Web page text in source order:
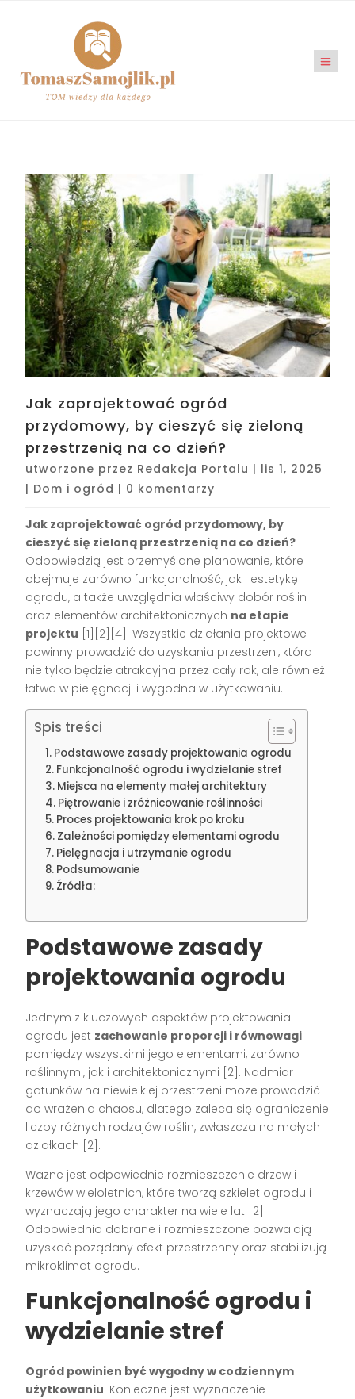
Jak zaprojektować ogród
przydomowy, by cieszyć się zieloną
przestrzenią na co dzień?
utworzone przez Redakcja Portalu | lis 1, 2025
| Dom i ogród | 0 komentarzy
Jak zaprojektować ogród przydomowy, by
cieszyć się zieloną przestrzenią na co dzień?
Odpowiedzią jest przemyślane planowanie, które
obejmuje zarówno funkcjonalność, jak i estetykę
ogrodu, a także uwzględnia właściwy dobór roślin
oraz elementów architektonicznych na etapie
projektu [1][2][4]. Wszystkie działania projektowe
powinny prowadzić do uzyskania przestrzeni, która
nie tylko będzie atrakcyjna przez cały rok, ale również
łatwa w pielęgnacji i wygodna w użytkowaniu.
Spis treści
Podstawowe zasady projektowania ogrodu
Funkcjonalność ogrodu i wydzielanie stref
Miejsca na elementy małej architektury
Piętrowanie i zróżnicowanie roślinności
Proces projektowania krok po kroku
Zależności pomiędzy elementami ogrodu
Pielęgnacja i utrzymanie ogrodu
Podsumowanie
Źródła:
Podstawowe zasady
projektowania ogrodu
Jednym z kluczowych aspektów projektowania
ogrodu jest zachowanie proporcji i równowagi
pomiędzy wszystkimi jego elementami, zarówno
roślinnymi, jak i architektonicznymi [2]. Nadmiar
gatunków na niewielkiej przestrzeni może prowadzić
do wrażenia chaosu, dlatego zaleca się ograniczenie
liczby różnych rodzajów roślin, zwłaszcza na małych
działkach [2].
Ważne jest odpowiednie rozmieszczenie drzew i
krzewów wieloletnich, które tworzą szkielet ogrodu i
wyznaczają jego charakter na wiele lat [2].
Odpowiednio dobrane i rozmieszczone pozwalają
uzyskać pożądany efekt przestrzenny oraz stabilizują
mikroklimat ogrodu.
Funkcjonalność ogrodu i
wydzielanie stref
Ogród powinien być wygodny w codziennym
użytkowaniu. Konieczne jest wyznaczenie